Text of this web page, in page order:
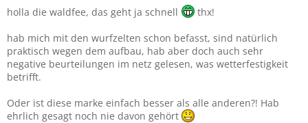
:
holla die waldfee, das geht ja schnell
thx!
hab mich mit den wurfzelten schon befasst, sind natürlich
praktisch wegen dem aufbau, hab aber doch auch sehr
negative beurteilungen im netz gelesen, was wetterfestigkeit
betrifft.
Oder ist diese marke einfach besser als alle anderen?! Hab
ehrlich gesagt noch nie davon gehört